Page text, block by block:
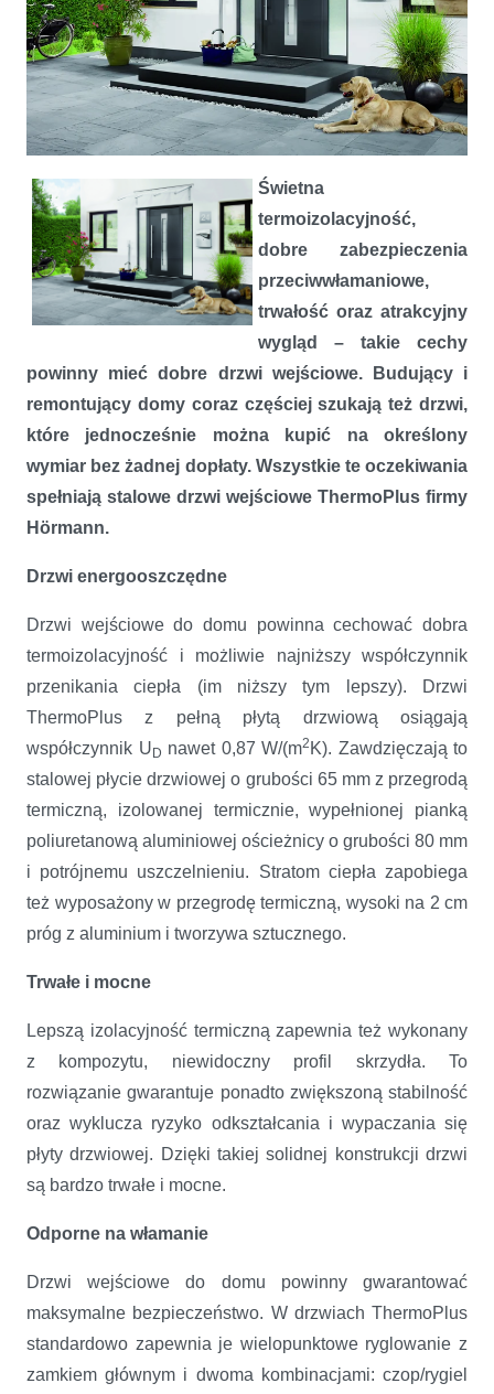
Hörmann
Świetna
termoizolacyjność,
dobre zabezpieczenia
przeciwwłamaniowe,
trwałość oraz atrakcyjny
wygląd – takie cechy
powinny mieć dobre drzwi wejściowe. Budujący i
remontujący domy coraz częściej szukają też drzwi,
które jednocześnie można kupić na określony
wymiar bez żadnej dopłaty. Wszystkie te oczekiwania
spełniają stalowe drzwi wejściowe ThermoPlus firmy
Hörmann.
Drzwi energooszczędne
Drzwi wejściowe do domu powinna cechować dobra
termoizolacyjność i możliwie najniższy współczynnik
przenikania ciepła (im niższy tym lepszy). Drzwi
ThermoPlus z pełną płytą drzwiową osiągają
współczynnik UD nawet 0,87 W/(m2 K). Zawdzięczają to
stalowej płycie drzwiowej o grubości 65 mm z przegrodą
termiczną, izolowanej termicznie, wypełnionej pianką
poliuretanową aluminiowej ościeżnicy o grubości 80 mm
i potrójnemu uszczelnieniu. Stratom ciepła zapobiega
też wyposażony w przegrodę termiczną, wysoki na 2 cm
próg z aluminium i tworzywa sztucznego.
Trwałe i mocne
Lepszą izolacyjność termiczną zapewnia też wykonany
z kompozytu, niewidoczny profil skrzydła. To
rozwiązanie gwarantuje ponadto zwiększoną stabilność
oraz wyklucza ryzyko odkształcania i wypaczania się
płyty drzwiowej. Dzięki takiej solidnej konstrukcji drzwi
są bardzo trwałe i mocne.
Odporne na włamanie
Drzwi wejściowe do domu powinny gwarantować
maksymalne bezpieczeństwo. W drzwiach ThermoPlus
standardowo zapewnia je wielopunktowe ryglowanie z
zamkiem głównym i dwoma kombinacjami: czop/rygiel